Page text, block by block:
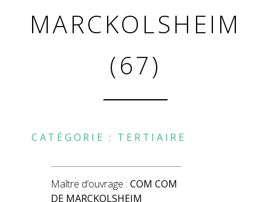
MARCKOLSHEIM
(67)
CATÉGORIE : TERTIAIRE
Maître d’ouvrage : COM COM
DE MARCKOLSHEIM